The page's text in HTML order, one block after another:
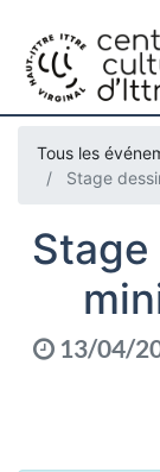
Tous les
Stage
13/04/